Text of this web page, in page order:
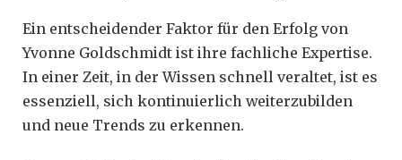
Ein entscheidender Faktor für den Erfolg von
Yvonne Goldschmidt ist ihre fachliche Expertise.
In einer Zeit, in der Wissen schnell veraltet, ist es
essenziell, sich kontinuierlich weiterzubilden
und neue Trends zu erkennen.